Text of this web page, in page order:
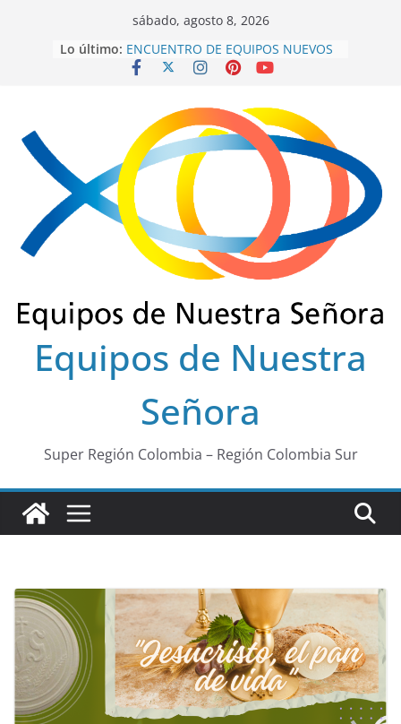
sábado, agosto 8, 2026
Lo último: ENCUENTRO DE EQUIPOS NUEVOS
SECTOR FLORENCIA
ENSCOLSUR.
COLEGIO REGIONAL FINAL 2025
EUCARISTÍA DE FRATERNIDAD
OCTUBRE 2025
Equipos de Nuestra
Señora
Super Región Colombia – Región Colombia Sur